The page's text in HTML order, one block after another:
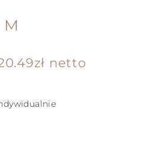
zł netto